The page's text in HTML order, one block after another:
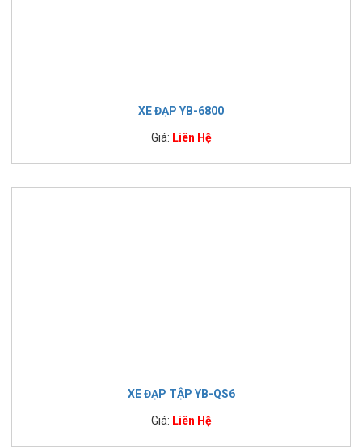
XE ĐẠP YB-6800
Giá: Liên Hệ
XE ĐẠP TẬP YB-QS6
Giá: Liên Hệ